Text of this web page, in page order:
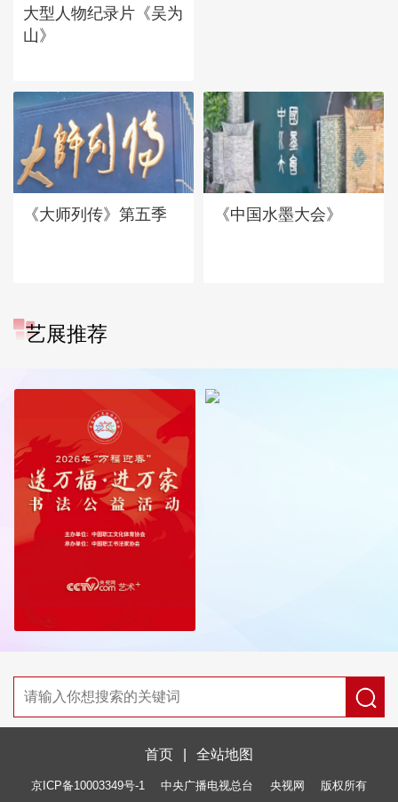
大型人物纪录片《吴为
山》
《大师列传》第五季 《中国水墨大会》
艺展推荐
首页 全站地图
京ICP备10003349号-1 中央广播电视总台 央视网 版权所有